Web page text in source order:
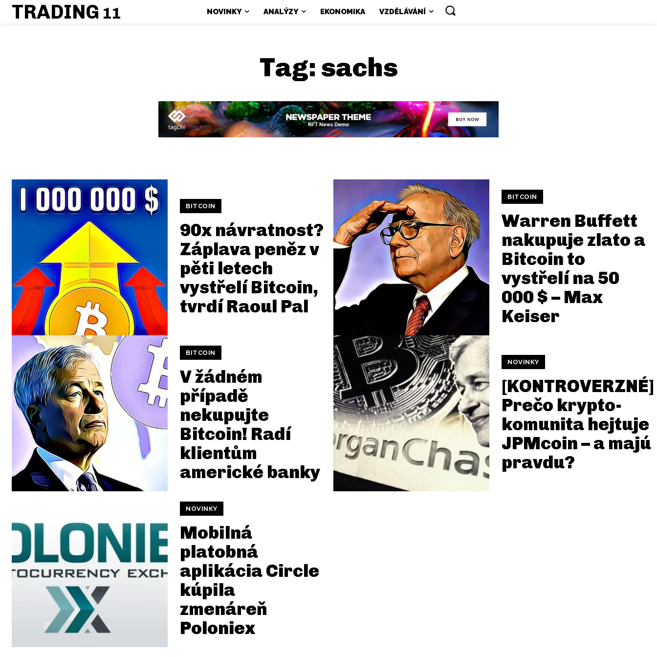
TRADING 11 NOVINKY ANALÝZY EKONOMIKA VZDĚLÁVÁNÍ
Tag: sachs
BITCOIN
90x návratnost?
Záplava peněz v
pěti letech
vystřelí Bitcoin,
tvrdí Raoul Pal
BITCOIN
Warren Buffett
nakupuje zlato a
Bitcoin to
vystřelí na 50
000 $ – Max
Keiser
BITCOIN
V žádném
případě
nekupujte
Bitcoin! Radí
klientům
americké banky
NOVINKY
[KONTROVERZNÉ]
Prečo krypto-
komunita hejtuje
JPMcoin – a majú
pravdu?
NOVINKY
Mobilná
platobná
aplikácia Circle
kúpila
zmenáreň
Poloniex